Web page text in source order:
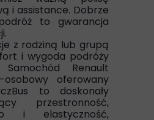
i assistance. Dobrze
to gwarancja
z rodziną lub grupą
i wygoda podróży
Renault
oferowany
to doskonały
przestronność,
i elastyczność,